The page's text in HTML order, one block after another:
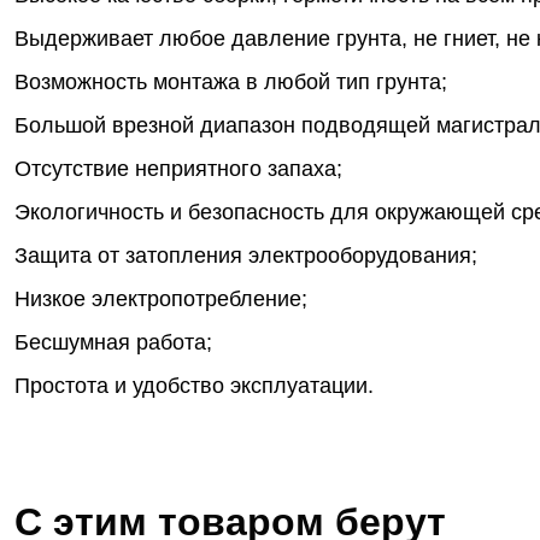
Выдерживает любое давление грунта, не гниет, не
Возможность монтажа в любой тип грунта;
Большой врезной диапазон подводящей
Отсутствие неприятного запаха;
Экологичность и безопасность для окружающей
Защита от затопления электрооборудования;
Низкое электропотребление;
Бесшумная работа;
Простота и удобство эксплуатации.
С этим товаром берут